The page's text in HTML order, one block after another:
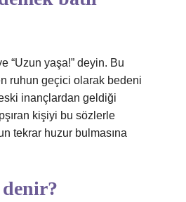
“Uzun yaşa!” deyin. Bu
ruhun geçici olarak bedeni
inançlardan geldiği
kişiyi bu sözlerle
tekrar huzur bulmasına
denir?